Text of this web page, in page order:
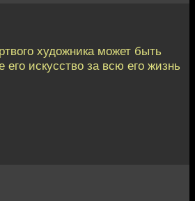
художника может быть
его искусство за всю его жизнь